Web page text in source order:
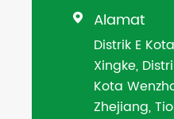
 Alamat
Distrik E
Xingke,
Kota
Zhejiang,